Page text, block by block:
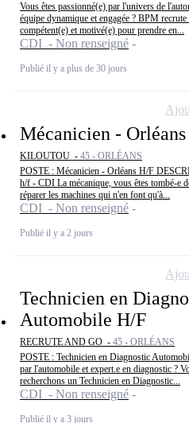
Vous êtes passionné(e) par l'univers de
équipe dynamique et engagée ? BPM
compétent(e) et motivé(e) pour prendre en...
CDI - Non renseigné
Publié il y a plus de 30 jours
Mécanicien -
KILOUTOU - 45 - ORLÉANS
POSTE : Mécanicien - Orléans H/F
h/f - CDI La mécanique, vous êtes tombé-e
réparer les machines qui n'en font qu'à...
CDI - Non renseigné
Publié il y a 2 jours
Technicien en
Automobile H/F
RECRUTE AND GO - 45 - ORLÉANS
POSTE : Technicien en Diagnostic
par l'automobile et expert.e en diagnostic ?
recherchons un Technicien en Diagnostic...
CDI - Non renseigné
Publié il y a 3 jours